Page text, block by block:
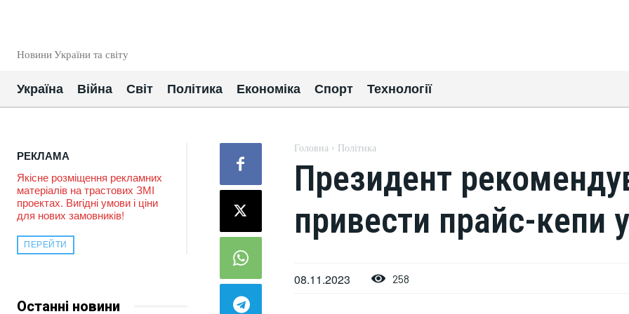
Новини України та світу
Україна Війна Світ Політика Економіка Спорт Технології
РЕКЛАМА
Якісне розміщення рекламних
матеріалів на трастових ЗМІ
проектах. Вигідні умови і ціни
для нових замовників!
ПЕРЕЙТИ
Останні новини
Головна Політика
Президент
привести прайс-кепи
08.11.2023 258